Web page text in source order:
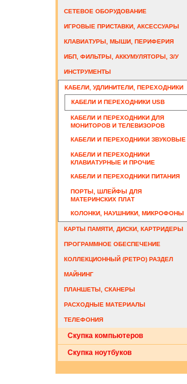
СЕТЕВОЕ ОБОРУДОВАНИЕ
ИГРОВЫЕ ПРИСТАВКИ, АКСЕССУАРЫ
КЛАВИАТУРЫ, МЫШИ, ПЕРИФЕРИЯ
ИБП, ФИЛЬТРЫ, АККУМУЛЯТОРЫ, З/У
ИНСТРУМЕНТЫ
КАБЕЛИ, УДЛИНИТЕЛИ, ПЕРЕХОДНИКИ
КАБЕЛИ И ПЕРЕХОДНИКИ USB
КАБЕЛИ И ПЕРЕХОДНИКИ ДЛЯ
МОНИТОРОВ И ТЕЛЕВИЗОРОВ
КАБЕЛИ И ПЕРЕХОДНИКИ ЗВУКОВЫЕ
КАБЕЛИ И ПЕРЕХОДНИКИ
КЛАВИАТУРНЫЕ И ПРОЧИЕ
КАБЕЛИ И ПЕРЕХОДНИКИ ПИТАНИЯ
ПОРТЫ, ШЛЕЙФЫ ДЛЯ
МАТЕРИНСКИХ ПЛАТ
КОЛОНКИ, НАУШНИКИ, МИКРОФОНЫ
КАРТЫ ПАМЯТИ, ДИСКИ, КАРТРИДЕРЫ
ПРОГРАММНОЕ ОБЕСПЕЧЕНИЕ
КОЛЛЕКЦИОННЫЙ (РЕТРО) РАЗДЕЛ
МАЙНИНГ
ПЛАНШЕТЫ, СКАНЕРЫ
РАСХОДНЫЕ МАТЕРИАЛЫ
ТЕЛЕФОНИЯ
Скупка компьютеров
Cкупка ноутбуков